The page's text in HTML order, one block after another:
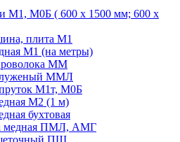
М1, М0Б ( 600 х 1500 мм; 600 х
плита М1
М1 (на метры)
ММ
ММЛ
М1т, М0Б
М2 (1 м)
бухтовая
медная ПМЛ, АМГ
ПЩ